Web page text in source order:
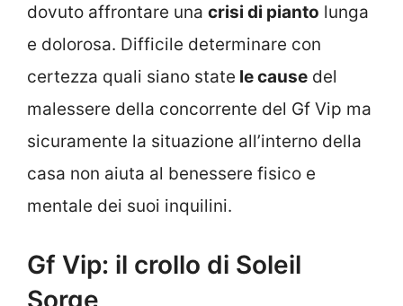
dovuto affrontare una crisi di pianto lunga
e dolorosa. Difficile determinare con
certezza quali siano state le cause del
malessere della concorrente del Gf Vip ma
sicuramente la situazione all’interno della
casa non aiuta al benessere fisico e
mentale dei suoi inquilini.
Gf Vip: il crollo di Soleil
Sorge